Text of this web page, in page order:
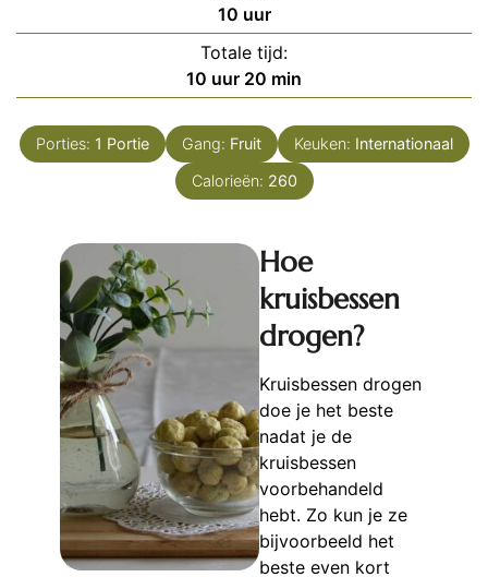
10uur
uur
Totale tijd:
10 uur
uur 20 minuten
min
Porties: 1 Portie Gang: Fruit Keuken: Internationaal
Calorieën: 260
Hoe
kruisbessen
drogen?
Kruisbessen drogen
doe je het beste
nadat je de
kruisbessen
voorbehandeld
hebt. Zo kun je ze
bijvoorbeeld het
beste even kort